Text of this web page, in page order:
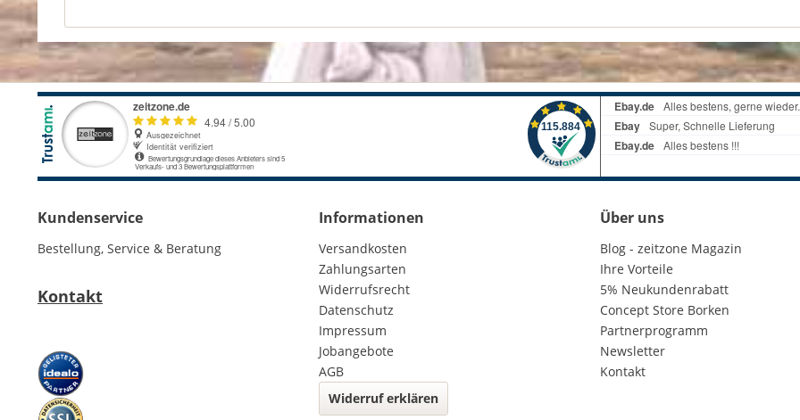
Kundenservice
Bestellung, Service & Beratung
Kontakt
Informationen
Versandkosten
Zahlungsarten
Widerrufsrecht
Datenschutz
Impressum
Jobangebote
AGB
Widerruf erklären
Über uns
Blog - zeitzone Magazin
Ihre Vorteile
5% Neukundenrabatt
Concept Store Borken
Partnerprogramm
Newsletter
Kontakt